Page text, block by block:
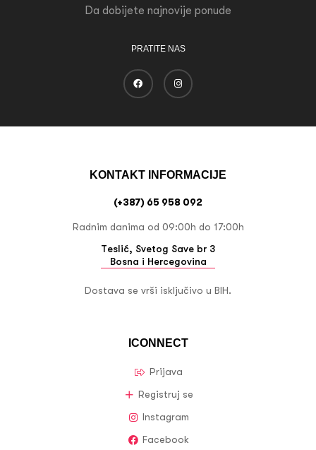
Da dobijete najnovije ponude
PRATITE NAS
ICONNECT
Prijava
Registruj se
Instagram
Facebook
KONTAKT INFORMACIJE
(+387) 65 958 092
Radnim danima od 09:00h do 17:00h
Teslić, Svetog Save br 3
Bosna i Hercegovina
Dostava se vrši isključivo u BIH.